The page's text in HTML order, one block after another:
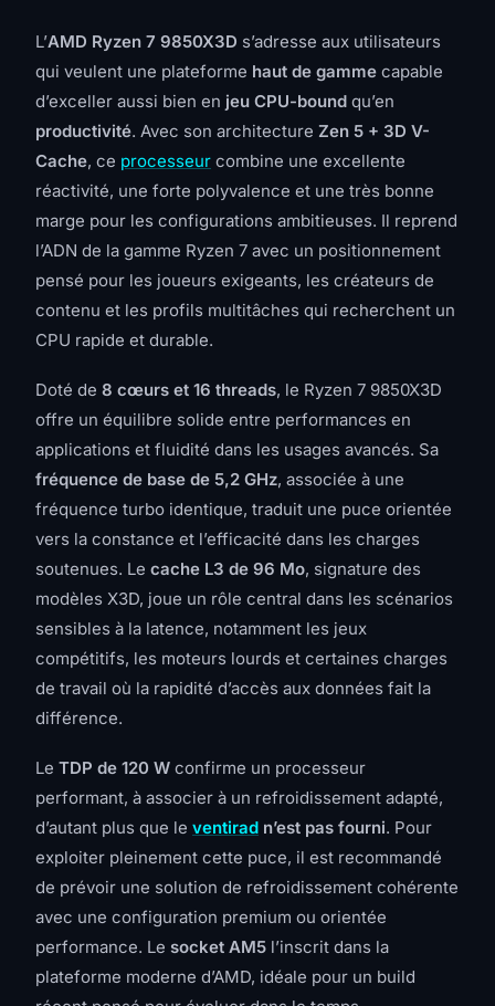
L’AMD Ryzen 7 9850X3D s’adresse aux utilisateurs
qui veulent une plateforme haut de gamme capable
d’exceller aussi bien en jeu CPU-bound qu’en
productivité. Avec son architecture Zen 5 + 3D V-
Cache, ce processeur combine une excellente
réactivité, une forte polyvalence et une très bonne
marge pour les configurations ambitieuses. Il reprend
l’ADN de la gamme Ryzen 7 avec un positionnement
pensé pour les joueurs exigeants, les créateurs de
contenu et les profils multitâches qui recherchent un
CPU rapide et durable.
Doté de 8 cœurs et 16 threads, le Ryzen 7 9850X3D
offre un équilibre solide entre performances en
applications et fluidité dans les usages avancés. Sa
fréquence de base de 5,2 GHz, associée à une
fréquence turbo identique, traduit une puce orientée
vers la constance et l’efficacité dans les charges
soutenues. Le cache L3 de 96 Mo, signature des
modèles X3D, joue un rôle central dans les scénarios
sensibles à la latence, notamment les jeux
compétitifs, les moteurs lourds et certaines charges
de travail où la rapidité d’accès aux données fait la
différence.
Le TDP de 120 W confirme un processeur
performant, à associer à un refroidissement adapté,
d’autant plus que le ventirad n’est pas fourni. Pour
exploiter pleinement cette puce, il est recommandé
de prévoir une solution de refroidissement cohérente
avec une configuration premium ou orientée
performance. Le socket AM5 l’inscrit dans la
plateforme moderne d’AMD, idéale pour un build